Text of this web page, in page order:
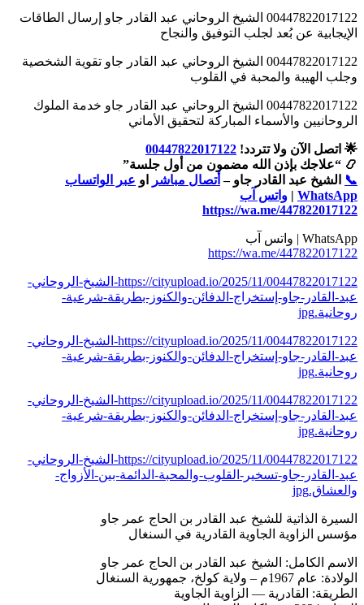
00447822017122 الشيخ الروحاني عبد القادر جاو إرسال الطاقات
الإيجابية عن بُعد لجلب التوفيق والنجاح
00447822017122 الشيخ الروحاني عبد القادر جاو تقوية الشخصية
وجلب الهيبة والمحبة في القلوب
00447822017122 الشيخ الروحاني عبد القادر جاو خدمة الملوك
الروحانيين والأسماء المباركة لتحقيق الأماني
🌟 اتصل الآن ولا تتردد! 00447822017122
📿 “علاجك بإذن الله مضمون من أول جلسة”
📞
الشيخ عبد القادر جاو – أتصال مباشر او عبر الواتساب
WhatsApp
| واتس آب
https://wa.me/447822017122
WhatsApp | واتس آب
https://wa.me/447822017122
https://cityupload.io/2025/11/00447822017122-الشيخ-الروحاني-
عبد-القادر-جاو-إستخراج-الدفائن-والكنوز-بطريقة-شرعية-
روحانية.jpg
https://cityupload.io/2025/11/00447822017122-الشيخ-الروحاني-
عبد-القادر-جاو-إستخراج-الدفائن-والكنوز-بطريقة-شرعية-
روحانية.jpg
https://cityupload.io/2025/11/00447822017122-الشيخ-الروحاني-
عبد-القادر-جاو-إستخراج-الدفائن-والكنوز-بطريقة-شرعية-
روحانية.jpg
https://cityupload.io/2025/11/00447822017122-الشيخ-الروحاني-
عبد-القادر-جاو-تسخير-القلوب-والمحبة-الدائمة-بين-الأزواج-
والعشاق.jpg
السيرة الذاتية للشيخ عبد القادر بن الحاج عمر جاو
مؤسس الزاوية الجاوية القادرية في السنغال
الاسم الكامل: الشيخ عبد القادر بن الحاج عمر جاو
الولادة: عام 1967م – ولاية كولخ، جمهورية السنغال
الطريقة: القادرية — الزاوية الجاوية